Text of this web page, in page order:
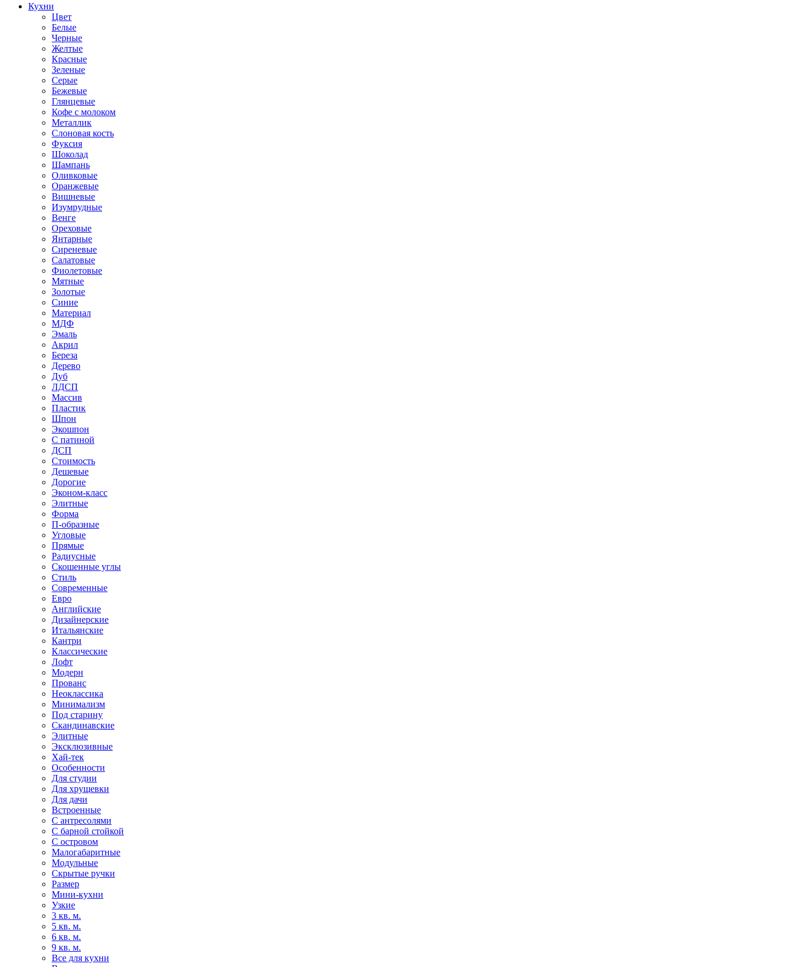
Кухни
Цвет
Белые
Черные
Желтые
Красные
Зеленые
Серые
Бежевые
Глянцевые
Кофе с молоком
Металлик
Слоновая кость
Фуксия
Шоколад
Шампань
Оливковые
Оранжевые
Вишневые
Изумрудные
Венге
Ореховые
Янтарные
Сиреневые
Салатовые
Фиолетовые
Мятные
Золотые
Синие
Материал
МДФ
Эмаль
Акрил
Береза
Дерево
Дуб
ЛДСП
Массив
Пластик
Шпон
Экошпон
С патиной
ДСП
Стоимость
Дешевые
Дорогие
Эконом-класс
Элитные
Форма
П-образные
Угловые
Прямые
Радиусные
Скошенные углы
Стиль
Современные
Евро
Английские
Дизайнерские
Итальянские
Кантри
Классические
Лофт
Модерн
Прованс
Неоклассика
Минимализм
Под старину
Скандинавские
Элитные
Эксклюзивные
Хай-тек
Особенности
Для студии
Для хрущевки
Для дачи
Встроенные
С антресолями
С барной стойкой
С островом
Малогабаритные
Модульные
Скрытые ручки
Размер
Мини-кухни
Узкие
3 кв. м.
5 кв. м.
6 кв. м.
9 кв. м.
Все для кухни